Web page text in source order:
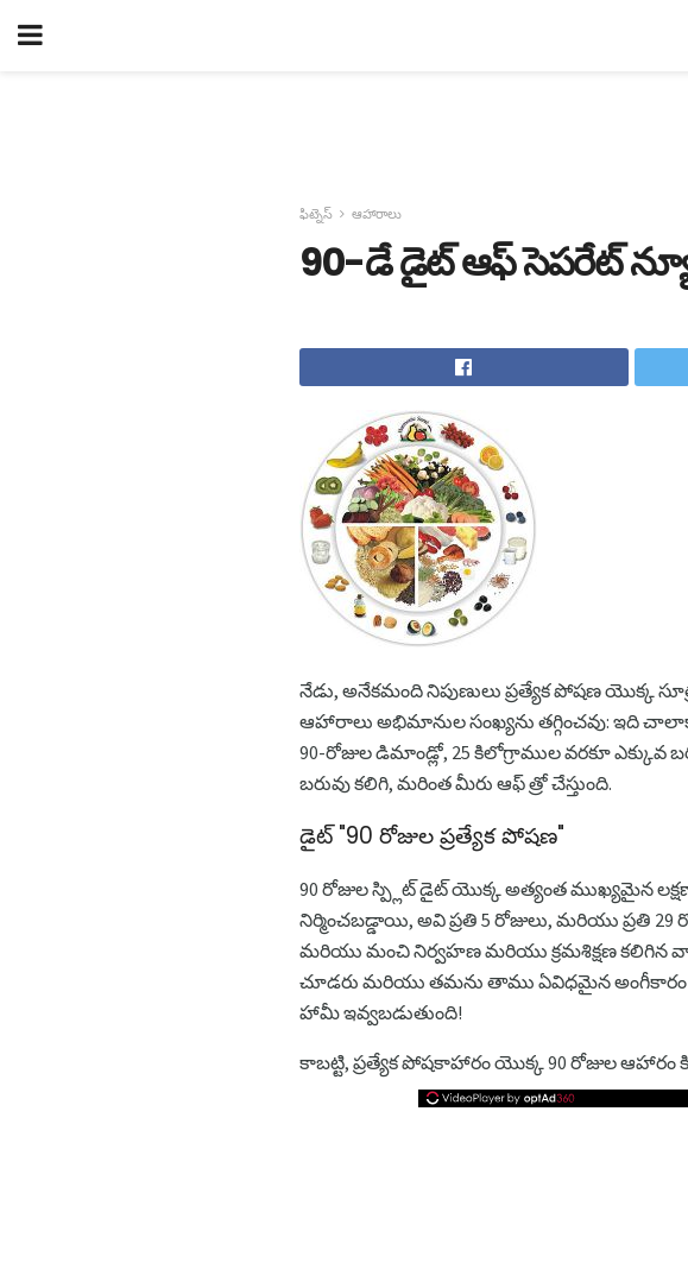
ఫిట్నెస్ ఆహారాలు
90-డే డైట్ ఆఫ్ సెపరేట్
నేడు, అనేకమంది నిపుణులు ప్రత్యేక పోషణ యొక్క
ఆహారాలు అభిమానుల సంఖ్యను తగ్గించవు: ఇది
90-రోజుల డిమాండ్లో, 25 కిలోగ్రాముల వరకూ
బరువు కలిగి, మరింత మీరు ఆఫ్ త్రో చేస్తుంది.
డైట్ "90 రోజుల ప్రత్యేక పోషణ"
90 రోజుల స్ప్లిట్ డైట్ యొక్క అత్యంత ముఖ్యమైన
నిర్మించబడ్డాయి, అవి ప్రతి 5 రోజులు, మరియు ప్రతి
మరియు మంచి నిర్వహణ మరియు క్రమశిక్షణ కలిగిన
చూడరు మరియు తమను తాము ఏవిధమైన అంగీకారం
హామీ ఇవ్వబడుతుంది!
కాబట్టి, ప్రత్యేక పోషకాహారం యొక్క 90 రోజుల ఆహారం